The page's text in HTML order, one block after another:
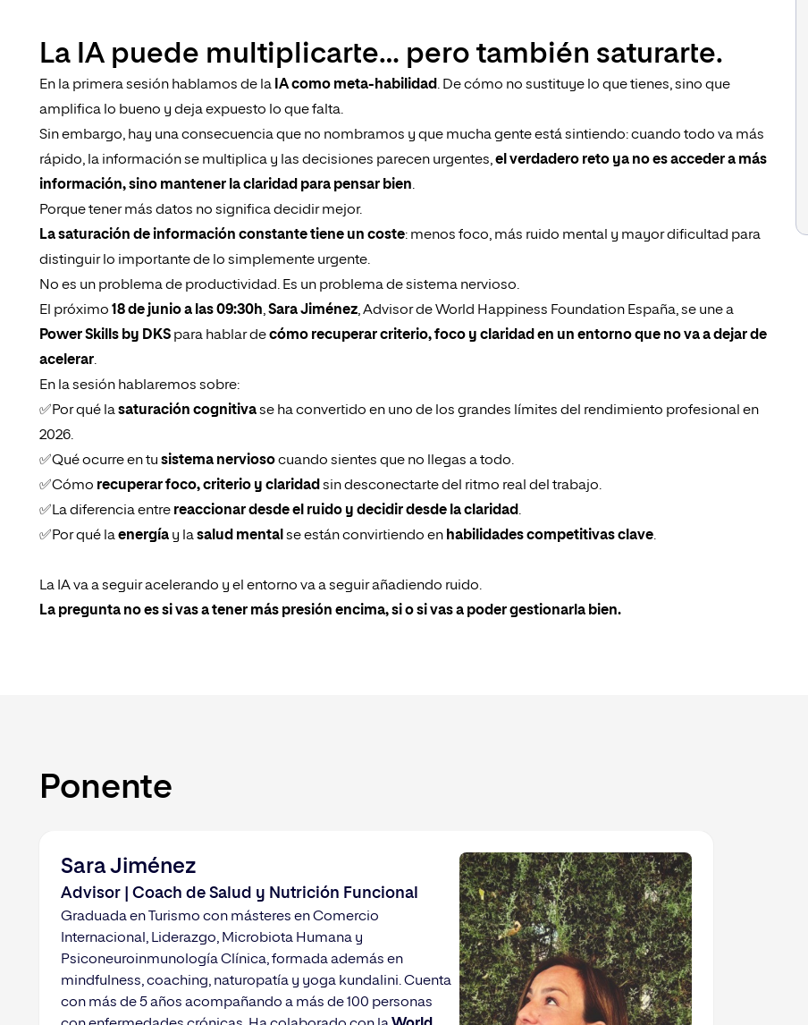
La IA puede multiplicarte… pero también saturarte.
En la primera sesión hablamos de la IA como meta-habilidad. De cómo no sustituye lo que tienes, sino que
amplifica lo bueno y deja expuesto lo que falta.
Sin embargo, hay una consecuencia que no nombramos y que mucha gente está sintiendo: cuando todo va más
rápido, la información se multiplica y las decisiones parecen urgentes,el verdadero reto ya no es acceder a más
información, sino mantener la claridad para pensar bien.
Porque tener más datos no significa decidir mejor.
La saturación de información constante tiene un coste: menos foco, más ruido mental y mayor dificultad para
distinguir lo importante de lo simplemente urgente.
No es un problema de productividad. Es un problema de sistema nervioso.
El próximo 18 de junio a las 09:30h,Sara Jiménez, Advisor de World Happiness Foundation España, se une a
Power Skills by DKS para hablar decómo recuperar criterio, foco y claridad en un entorno que no va a dejar de
acelerar.
En la sesión hablaremos sobre:
✅Por qué lasaturación cognitivase ha convertido en uno de los grandes límites del rendimiento profesional en
2026.
✅Qué ocurre en tu sistema nerviosocuando sientes que no llegas a todo.
✅Cómo recuperar foco, criterio y claridadsin desconectarte del ritmo real del trabajo.
✅La diferencia entre reaccionar desde el ruido y decidir desde la claridad.
✅Por qué laenergía y lasalud mentalse están convirtiendo en habilidades competitivas clave.
La IA va a seguir acelerando y el entorno va a seguir añadiendo ruido.
La pregunta no es si vas a tener más presión encima, si o si vas a poder gestionarla bien.
Ponente
Sara Jiménez
Advisor | Coach de Salud y Nutrición Funcional
Graduada en Turismo con másteres en Comercio
Internacional, Liderazgo, Microbiota Humana y
Psiconeuroinmunología Clínica, formada además en
mindfulness, coaching, naturopatía y yoga kundalini. Cuenta
con más de 5 años acompañando a más de 100 personas